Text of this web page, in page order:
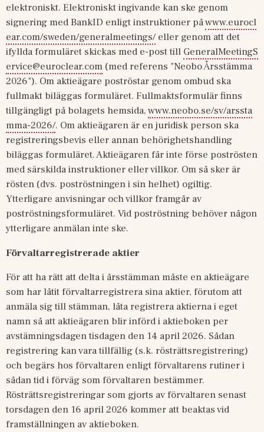
elektroniskt. Elektroniskt ingivande kan ske genom
signering med BankID enligt instruktioner på www.eurocl
ear.com/sweden/generalmeetings/ eller genom att det
ifyllda formuläret skickas med e-post till GeneralMeetingS
ervice@euroclear.com (med referens "Neobo Årsstämma
2026"). Om aktieägare poströstar genom ombud ska
fullmakt biläggas formuläret. Fullmaktsformulär finns
tillgängligt på bolagets hemsida, www.neobo.se/sv/arssta
mma-2026/. Om aktieägaren är en juridisk person ska
registreringsbevis eller annan behörighetshandling
biläggas formuläret. Aktieägaren får inte förse poströsten
med särskilda instruktioner eller villkor. Om så sker är
rösten (dvs. poströstningen i sin helhet) ogiltig.
Ytterligare anvisningar och villkor framgår av
poströstningsformuläret. Vid poströstning behöver någon
ytterligare anmälan inte ske.
Förvaltarregistrerade aktier
För att ha rätt att delta i årsstämman måste en aktieägare
som har låtit förvaltarregistrera sina aktier, förutom att
anmäla sig till stämman, låta registrera aktierna i eget
namn så att aktieägaren blir införd i aktieboken per
avstämningsdagen tisdagen den 14 april 2026. Sådan
registrering kan vara tillfällig (s.k. rösträttsregistrering)
och begärs hos förvaltaren enligt förvaltarens rutiner i
sådan tid i förväg som förvaltaren bestämmer.
Rösträttsregistreringar som gjorts av förvaltaren senast
torsdagen den 16 april 2026 kommer att beaktas vid
framställningen av aktieboken.